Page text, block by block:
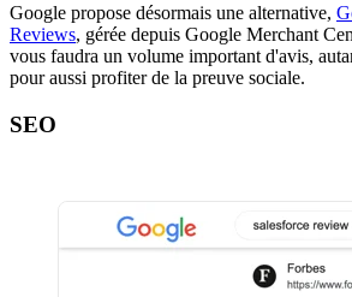
Google propose désormais une alternative,
Reviews, gérée depuis Google Merchant
vous faudra un volume important d'avis,
pour aussi profiter de la preuve sociale.
SEO